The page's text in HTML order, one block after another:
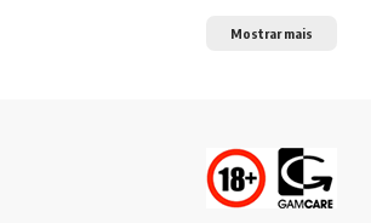
Mostrar mais